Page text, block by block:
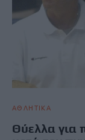
ΑΘΛΗΤΙΚΑ
Θύελλα για